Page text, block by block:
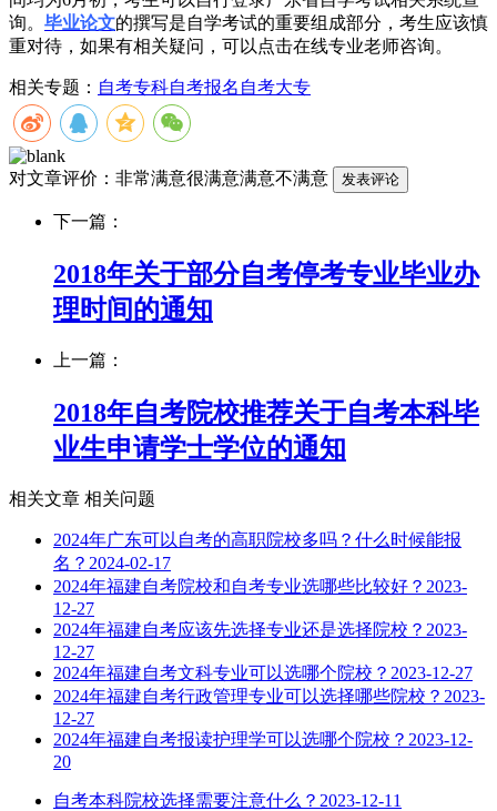
询。 毕业论文的撰写是自学考试的重要组成部分，考生应该慎
重对待，如果有相关疑问，可以点击在线专业老师咨询。
相关专题： 自考专科自考报名 自考大专
对文章评价： 非常满意很满意满意不满意
下一篇：
2018年关于部分自考停考专业毕业办
理时间的通知
上一篇：
2018年自考院校推荐关于自考本科毕
业生申请学士学位的通知
相关文章 相关问题
2024年广东可以自考的高职院校多吗？什么时候能报
名？ 2024-02-17
2024年福建自考院校和自考专业选哪些比较好？ 2023-
12-27
2024年福建自考应该先选择专业还是选择院校？ 2023-
12-27
2024年福建自考文科专业可以选哪个院校？ 2023-12-27
2024年福建自考行政管理专业可以选择哪些院校？ 2023-
12-27
2024年福建自考报读护理学可以选哪个院校？ 2023-12-
20
自考本科院校选择需要注意什么？ 2023-12-11